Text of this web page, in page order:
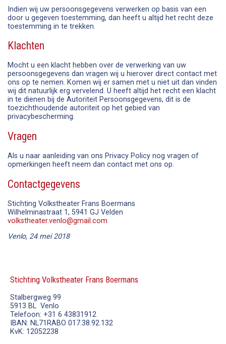
Indien wij uw persoonsgegevens verwerken op basis van een
door u gegeven toestemming, dan heeft u altijd het recht deze
toestemming in te trekken.
Klachten
Mocht u een klacht hebben over de verwerking van uw
persoonsgegevens dan vragen wij u hierover direct contact met
ons op te nemen. Komen wij er samen met u niet uit dan vinden
wij dit natuurlijk erg vervelend. U heeft altijd het recht een klacht
in te dienen bij de Autoriteit Persoonsgegevens, dit is de
toezichthoudende autoriteit op het gebied van
privacybescherming.
Vragen
Als u naar aanleiding van ons Privacy Policy nog vragen of
opmerkingen heeft neem dan contact met ons op.
Contactgegevens
Stichting Volkstheater Frans Boermans
Wilhelminastraat 1, 5941 GJ Velden
volkstheater.venlo@gmail.com
Venlo, 24 mei 2018
Stichting Volkstheater Frans Boermans
Stalbergweg 99
5913 BL Venlo
Telefoon: +31 6 43831912
IBAN: NL71RABO 017.38.92.132
KvK: 12052238